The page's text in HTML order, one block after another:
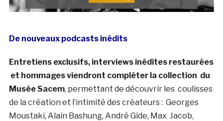
De nouveaux podcasts inédits
Entretiens exclusifs, interviews inédites restaurées
et hommages viendront compléter la collection du
Musée Sacem, permettant de découvrir les coulisses
de la création et l’intimité des créateurs : Georges
Moustaki, Alain Bashung, André Gide, Max Jacob,